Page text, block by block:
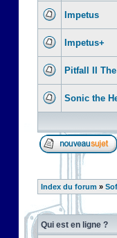
Impetus
Impetus+
Pitfall II
Sonic the
Index du forum »
Qui est en ligne ?